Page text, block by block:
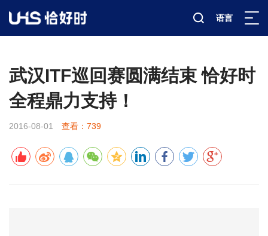
语言
> 新闻资讯 > 赛事报道
武汉ITF巡回赛圆满结束 恰好时
全程鼎力支持！
2016-08-01 查看：739